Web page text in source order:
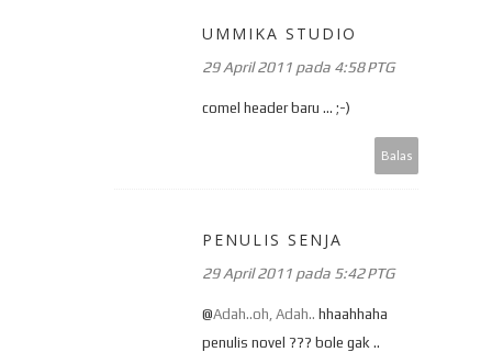
UMMIKA STUDIO
29 April 2011 pada 4:58 PTG
comel header baru ... ;-)
Balas
PENULIS SENJA
29 April 2011 pada 5:42 PTG
@Adah..oh, Adah.. hhaahhaha
penulis novel ??? bole gak ..